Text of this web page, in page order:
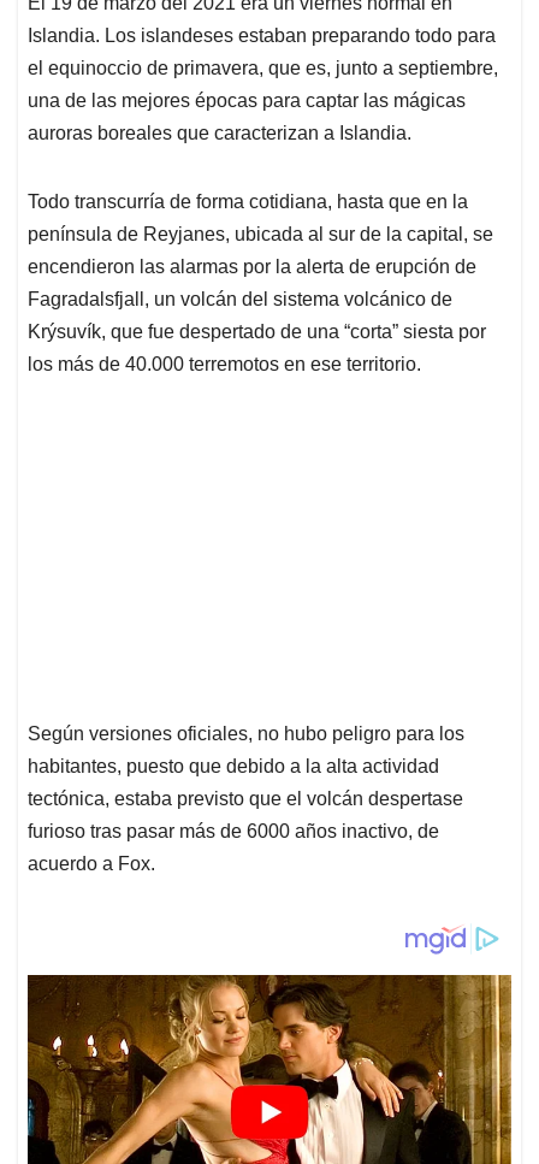
s
A
p
p
b
o
o
k
e
d
I
n
l
a
d
s
Islandia. Los islandeses estaban preparando todo para
el equinoccio de primavera, que es, junto a septiembre,
una de las mejores épocas para captar las mágicas
auroras boreales que caracterizan a Islandia.
Todo transcurría de forma cotidiana, hasta que en la
península de Reyjanes, ubicada al sur de la capital, se
encendieron las alarmas por la alerta de erupción de
Fagradalsfjall, un volcán del sistema volcánico de
Krýsuvík, que fue despertado de una “corta” siesta por
los más de 40.000 terremotos en ese territorio.
Según versiones oficiales, no hubo peligro para los
habitantes, puesto que debido a la alta actividad
tectónica, estaba previsto que el volcán despertase
furioso tras pasar más de 6000 años inactivo, de
acuerdo a Fox.